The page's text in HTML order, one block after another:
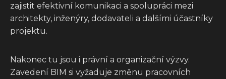
zajistit efektivní komunikaci a spolupráci mezi
architekty, inženýry, dodavateli a dalšími účastníky
projektu.
Nakonec tu jsou i právní a organizační výzvy.
Zavedení BIM si vyžaduje změnu pracovních